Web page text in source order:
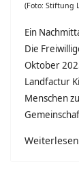
(Foto: Stiftung
Ein
Die
Oktober
Landfactur
Menschen